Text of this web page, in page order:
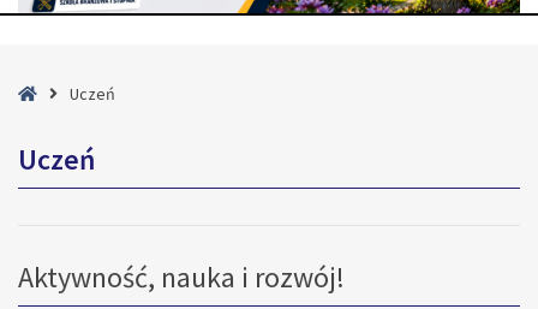
StronaUczeń
Uczeń
Aktywność, nauka i rozwój!